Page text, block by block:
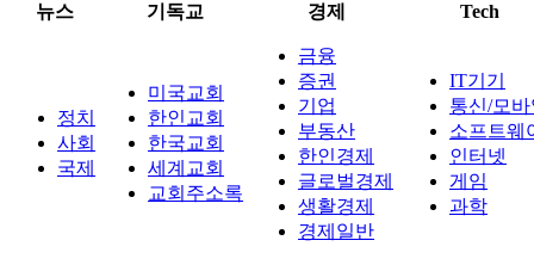
뉴스
기독교 경제 Tech
정치
사회
국제
미국교회
한인교회
한국교회
세계교회
교회주소록
금융
증권
기업
부동산
한인경제
글로벌경제
생활경제
경제일반
IT기기
통신/모
소프트웨
인터넷
게임
과학